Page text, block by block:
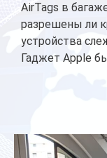
AirTags в
разрешены ли
устройства
Гаджет Apple